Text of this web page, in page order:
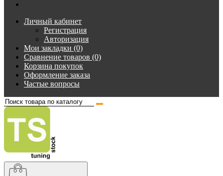
Личный кабинет
Регистрация
Авторизация
Мои закладки (0)
Сравнение товаров (0)
Корзина покупок
Оформление заказа
Частые вопросы